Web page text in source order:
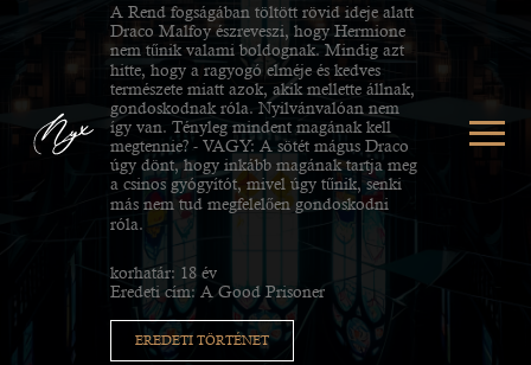
A Rend fogságában töltött rövid ideje alatt
Draco Malfoy észreveszi, hogy Hermione
nem tűnik valami boldognak. Mindig azt
hitte, hogy a ragyogó elméje és kedves
természete miatt azok, akik mellette állnak,
gondoskodnak róla. Nyilvánvalóan nem
így van. Tényleg mindent magának kell
megtennie? - VAGY: A sötét mágus Draco
úgy dönt, hogy inkább magának tartja meg
a csinos gyógyítót, mivel úgy tűnik, senki
más nem tud megfelelően gondoskodni
róla.
korhatár: 18 év
Eredeti cím: A Good Prisoner
EREDETI TÖRTÉNET